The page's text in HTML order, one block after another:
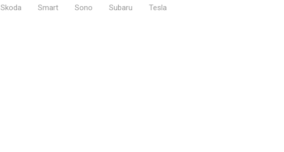
Skoda Smart Sono Subaru Tesla